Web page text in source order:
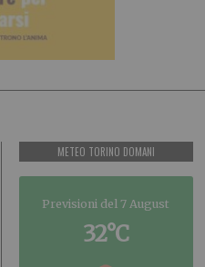
METEO TORINO DOMANI
Previsioni del 7 August
32°C